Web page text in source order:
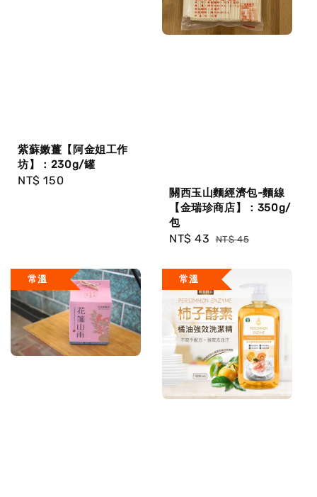
紫蘇嫩薑【阿金姐工作
坊】：230g/罐
Regular
NT$ 150
關西玉山麵經濟包-麵線
【金瑞珍商店】：350g/
包
Sale
NT$ 43 Regular
NT$ 45
常溫 常溫